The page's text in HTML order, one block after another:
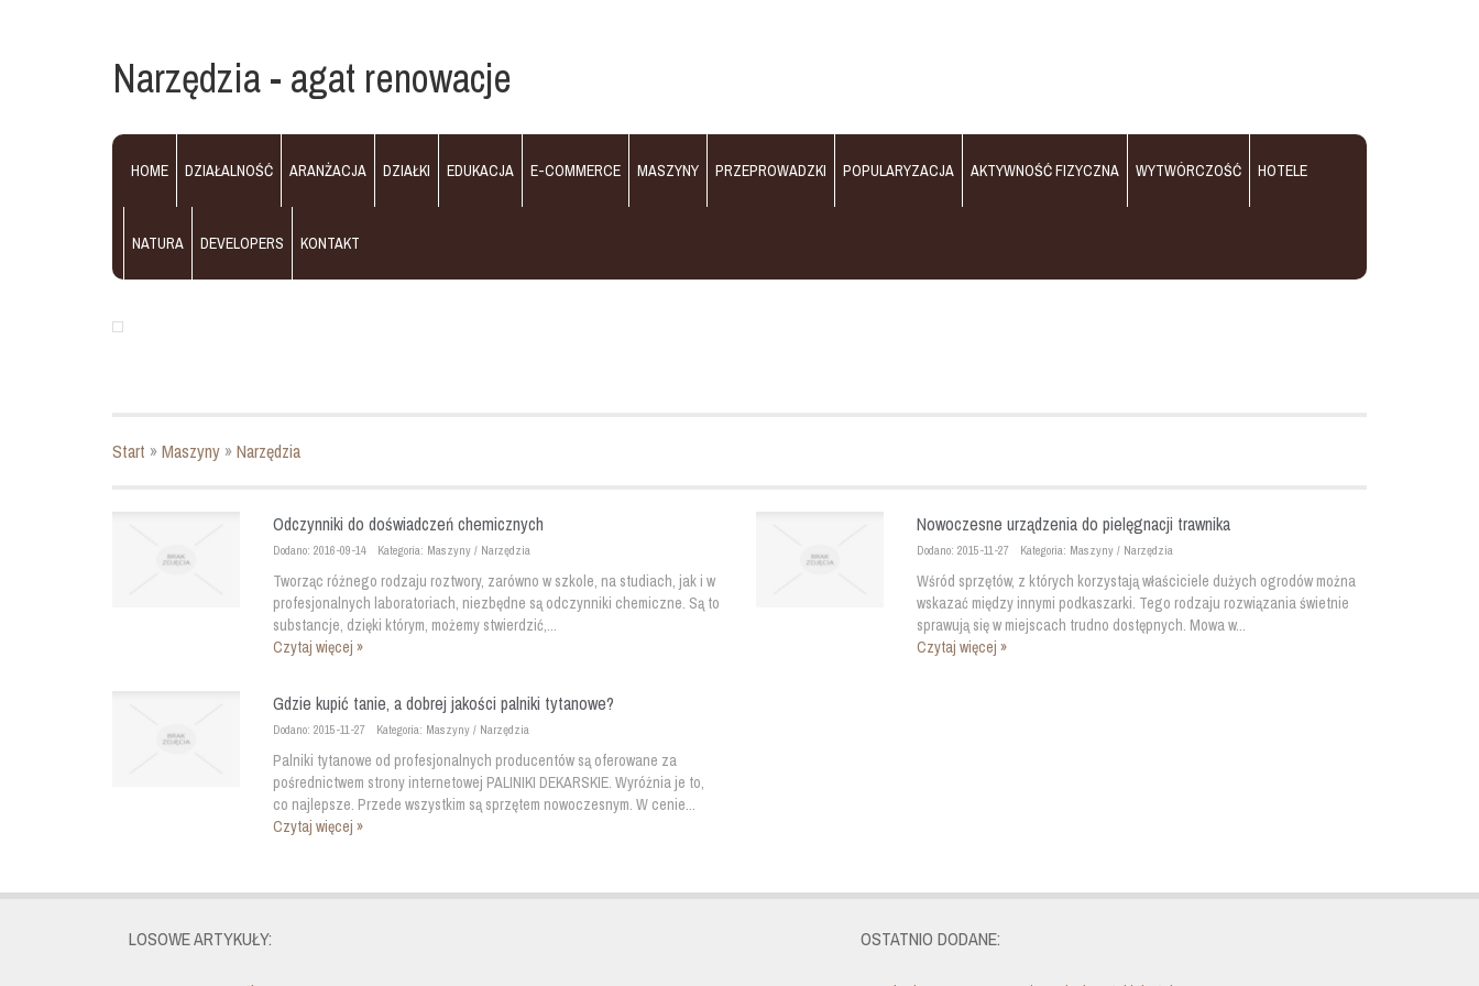
Narzędzia - agat renowacje
HOME DZIAŁALNOŚĆ ARANŻACJA DZIAŁKI EDUKACJA E-COMMERCE MASZYNY PRZEPROWADZKI POPULARYZACJA AKTYWNOŚĆ FIZYCZNA WYTWÓRCZOŚĆ HOTELE
NATURA DEVELOPERS KONTAKT
Start »Maszyny »Narzędzia
Odczynniki do doświadczeń chemicznych
Dodano: 2016-09-14 Kategoria: Maszyny / Narzędzia
Tworząc różnego rodzaju roztwory, zarówno w szkole, na studiach, jak i w
profesjonalnych laboratoriach, niezbędne są odczynniki chemiczne. Są to
substancje, dzięki którym, możemy stwierdzić,...
Czytaj więcej »
Nowoczesne urządzenia do pielęgnacji trawnika
Dodano: 2015-11-27 Kategoria: Maszyny / Narzędzia
Wśród sprzętów, z których korzystają właściciele dużych ogrodów można
wskazać między innymi podkaszarki. Tego rodzaju rozwiązania świetnie
sprawują się w miejscach trudno dostępnych. Mowa w...
Czytaj więcej »
Gdzie kupić tanie, a dobrej jakości palniki tytanowe?
Dodano: 2015-11-27 Kategoria: Maszyny / Narzędzia
Palniki tytanowe od profesjonalnych producentów są oferowane za
pośrednictwem strony internetowej PALINIKI DEKARSKIE. Wyróżnia je to,
co najlepsze. Przede wszystkim są sprzętem nowoczesnym. W cenie...
Czytaj więcej »
LOSOWE ARTYKUŁY: OSTATNIO DODANE: